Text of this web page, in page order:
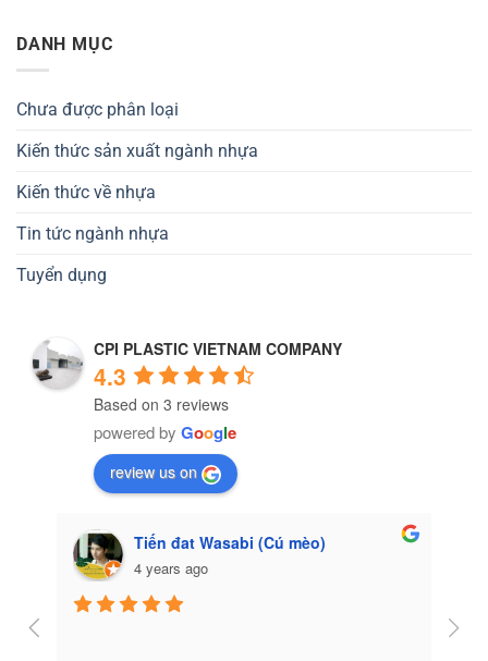
DANH MỤC
Chưa được phân loại
Kiến thức sản xuất ngành nhựa
Kiến thức về nhựa
Tin tức ngành nhựa
Tuyển dụng
CPI PLASTIC VIETNAM COMPANY
4.3
Based on 3 reviews
powered by Google
review us on
Tiến đat Wasabi (Cú mèo)
4 years ago